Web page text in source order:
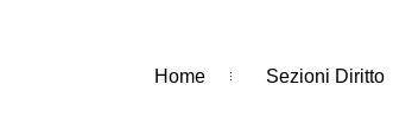
Home Sezioni Diritto